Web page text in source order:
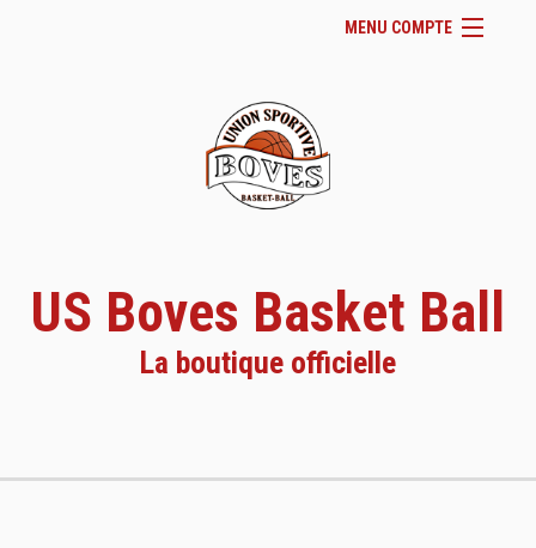
MENU COMPTE
Page Facebook du club
Facebook
Se connecter
Panier (
US Boves Basket Ball
La boutique officielle